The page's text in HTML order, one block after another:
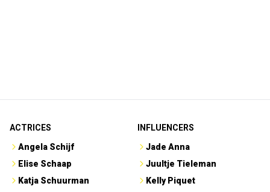
ACTRICES
Angela Schijf
Elise Schaap
Katja Schuurman
INFLUENCERS
Jade Anna
Juultje Tieleman
Kelly Piquet